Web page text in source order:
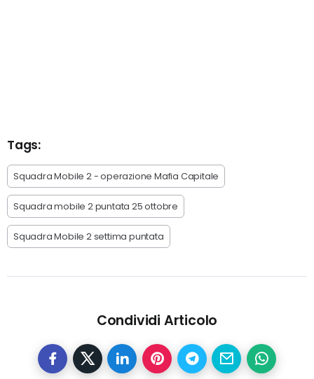
Tags:
Squadra Mobile 2 - operazione Mafia Capitale
Squadra mobile 2 puntata 25 ottobre
Squadra Mobile 2 settima puntata
Condividi Articolo